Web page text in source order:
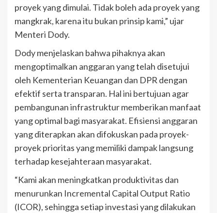
proyek yang dimulai. Tidak boleh ada proyek yang
mangkrak, karena itu bukan prinsip kami,” ujar
Menteri Dody.
Dody menjelaskan bahwa pihaknya akan
mengoptimalkan anggaran yang telah disetujui
oleh Kementerian Keuangan dan DPR dengan
efektif serta transparan. Hal ini bertujuan agar
pembangunan infrastruktur memberikan manfaat
yang optimal bagi masyarakat. Efisiensi anggaran
yang diterapkan akan difokuskan pada proyek-
proyek prioritas yang memiliki dampak langsung
terhadap kesejahteraan masyarakat.
“Kami akan meningkatkan produktivitas dan
menurunkan Incremental Capital Output Ratio
(ICOR), sehingga setiap investasi yang dilakukan